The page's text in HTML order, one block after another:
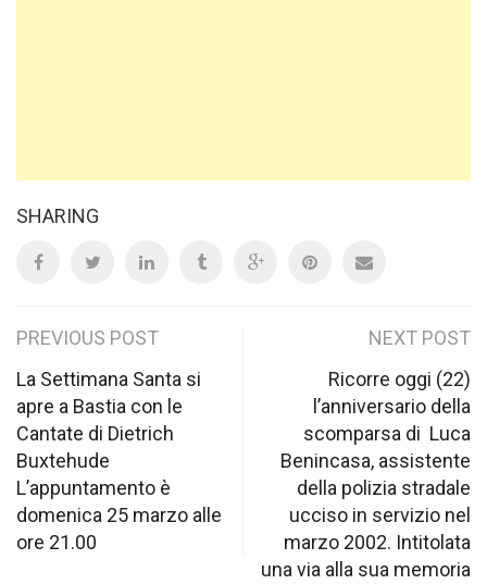
SHARING
Post
navigation
PREVIOUS POST
La Settimana Santa si
apre a Bastia con le
Cantate di Dietrich
Buxtehude
L’appuntamento è
domenica 25 marzo alle
ore 21.00
NEXT POST
Ricorre oggi (22)
l’anniversario della
scomparsa di Luca
Benincasa, assistente
della polizia stradale
ucciso in servizio nel
marzo 2002. Intitolata
una via alla sua memoria